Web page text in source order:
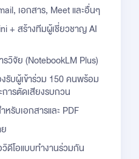
เอกสาร, Meet และอื่นๆ
+ สร้างทีมผู้เชี่ยวชาญ AI
วิจัย (NotebookLM Plus)
รับผู้เข้าร่วม 150 คนพร้อม
ารตัดเสียงรบกวน
รับเอกสารและ PDF
ดีโอแบบทำงานร่วมกัน